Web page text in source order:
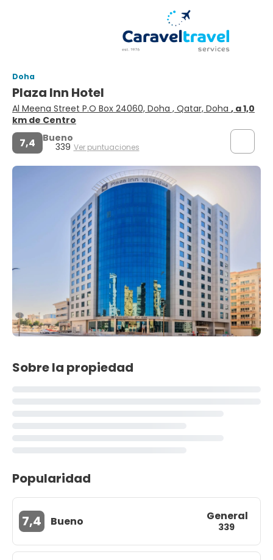
Doha
Plaza Inn Hotel
Al Meena Street P.O Box 24060, Doha , Qatar, Doha , a 1,0
km de Centro
7,4 Bueno
339 Ver puntuaciones
Sobre la propiedad
Popularidad
7,4 Bueno General
339